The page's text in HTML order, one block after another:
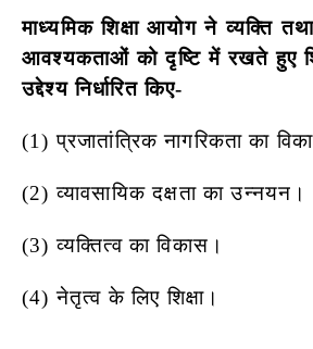
माध्यमिक शिक्षा आयोग ने व्यक्ति
आवश्यकताओं को दृष्टि में रखते हुए
उद्देश्य निर्धारित किए-
(1) प्रजातांत्रिक नागरिकता का
(2) व्यावसायिक दक्षता का उन्नयन।
(3) व्यक्तित्व का विकास।
(4) नेतृत्व के लिए शिक्षा।